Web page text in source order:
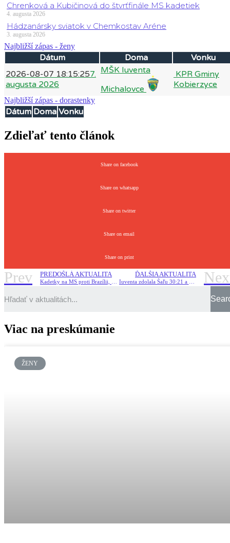
Chrenková a Kubičinová do štvrťfinále MS kadetiek
4. augusta 2026
Hádzanársky sviatok v Chemkostav Aréne
3. augusta 2026
Najbližší zápas - ženy
Dátum Doma
Vonku
2026-08-07 18:15:257.
augusta 2026
MŠK Iuventa
Michalovce
KPR Gminy
Kobierzyce
Najbližší zápas - dorastenky
Dátum Doma Vonku
Zdieľať tento článok
Share on facebook
Share on whatsapp
Share on twitter
Share on email
Share on print
Prev PREDOŠLÁ AKTUALITA ĎALŠIA AKTUALITA
Viac na preskúmanie
ŽENY